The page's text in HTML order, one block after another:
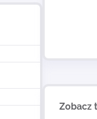
Zobacz